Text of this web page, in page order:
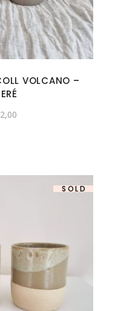
VOLCANO –
SOLD